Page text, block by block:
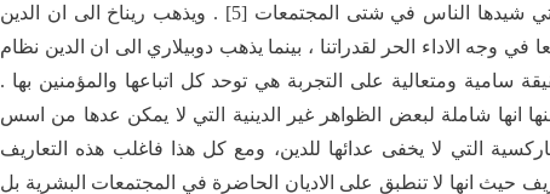
والافعال والطقوس والمؤسسات الدينية التي شيدها الناس في شتى المجتمعات [5] . ويذهب ريناخ الى ان الدين
وجه الاداء الحر لقدراتنا ، بينما يذهب دوبيلاري الى ان الدين نظام
سامية ومتعالية على التجربة هي توحد كل اتباعها والمؤمنين بها .
انها شاملة لبعض الظواهر غير الدينية التي لا يمكن عدها من اسس
التي لا يخفى عدائها للدين، ومع كل هذا فاغلب هذه التعاريف
حيث انها لا تنطبق على الاديان الحاضرة في المجتمعات البشرية بل